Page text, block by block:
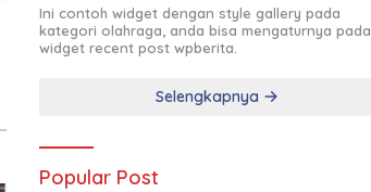
Ini contoh widget dengan style gallery pada
kategori olahraga, anda bisa mengaturnya pada
widget recent post wpberita.
Selengkapnya
Popular Post